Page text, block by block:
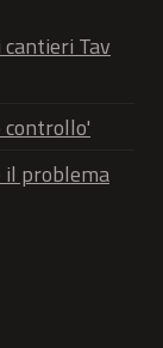
Tav
controllo'
il problema